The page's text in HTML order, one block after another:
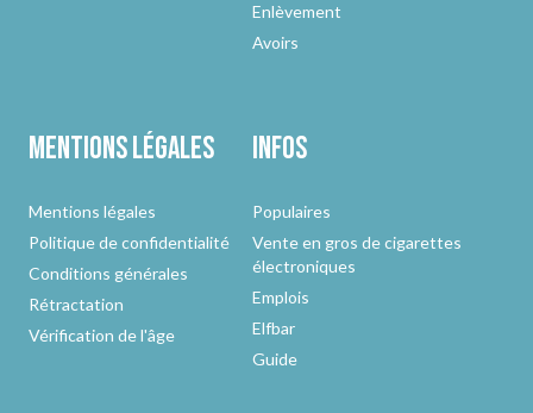
Enlèvement
Avoirs
Mentions légales
Mentions légales
Politique de confidentialité
Conditions générales
Rétractation
Vérification de l'âge
Infos
Populaires
Vente en gros de cigarettes
électroniques
Emplois
Elfbar
Guide